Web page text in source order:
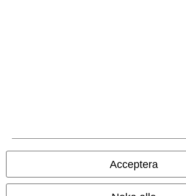
Acceptera
Våra onlinebutiker